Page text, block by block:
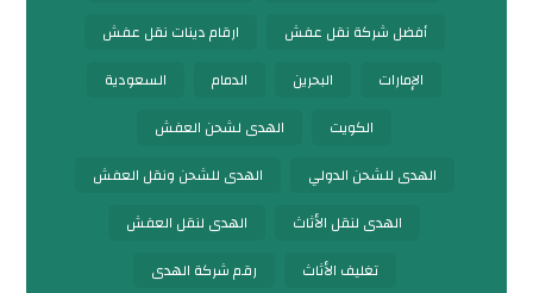
أفضل شركة نقل عفش
ارقام دينات نقل عفش
الإمارات
البحرين الدمام
السعودية
الكويت
الهدى لشحن العفش
الهدى للشحن الدولي
الهدى للشحن ونقل العفش
الهدى لنقل الأثاث
الهدى لنقل العفش
تغليف الأثاث
رقم شركة الهدى